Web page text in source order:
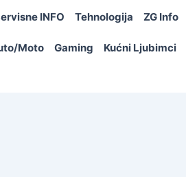
INFO Tehnologija ZG Info
Moto Gaming Kućni Ljubimci